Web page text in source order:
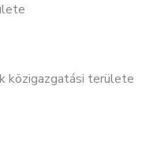
közigazgatási területe